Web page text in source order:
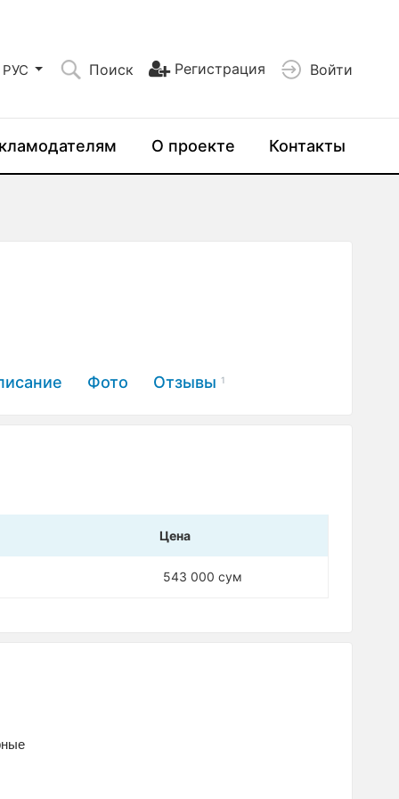
РУС Поиск Регистрация Войти
О проекте Контакты
Фото Отзывы1
Цена
543 000 сум